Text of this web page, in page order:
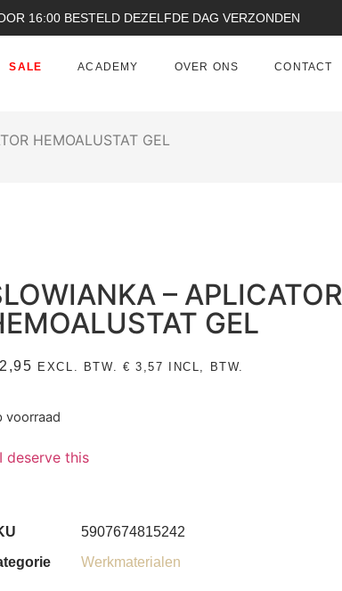
16:00 BESTELD DEZELFDE DAG VERZONDEN
SALE ACADEMY OVER ONS CONTACT
HEMOALUSTAT GEL
– APLICATOR
GEL
2,95 EXCL. BTW. € 3,57 INCL, BTW.
voorraad
I deserve this
5907674815242
Werkmaterialen